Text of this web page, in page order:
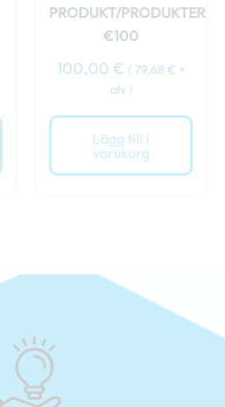
PRODUKT/PRODUKTER
€100
100,00 € ( 79,68 € +
alv )
Lägg till i
varukorg